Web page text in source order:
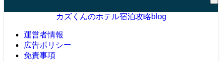
カズくんのホテル宿泊攻略blog
運営者情報
広告ポリシー
免責事項